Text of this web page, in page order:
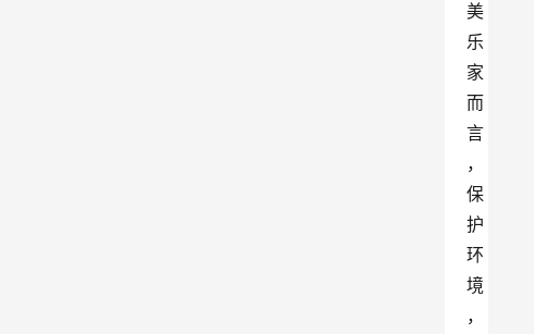
美
乐
家
而
言
，
保
护
环
境
，